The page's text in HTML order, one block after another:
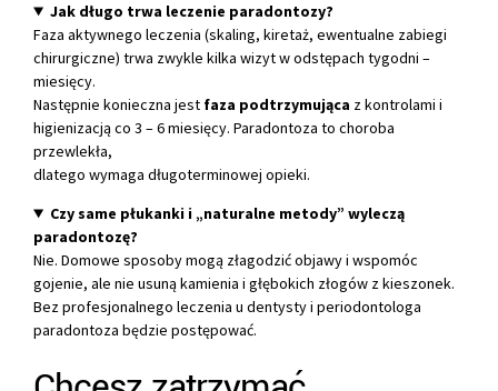
Jak długo trwa leczenie paradontozy?
Faza aktywnego leczenia (skaling, kiretaż, ewentualne zabiegi
chirurgiczne) trwa zwykle kilka wizyt w odstępach tygodni –
miesięcy.
Następnie konieczna jest faza podtrzymująca z kontrolami i
higienizacją co 3 – 6 miesięcy. Paradontoza to choroba
przewlekła,
dlatego wymaga długoterminowej opieki.
Czy same płukanki i „naturalne metody” wyleczą
paradontozę?
Nie. Domowe sposoby mogą złagodzić objawy i wspomóc
gojenie, ale nie usuną kamienia i głębokich złogów z kieszonek.
Bez profesjonalnego leczenia u dentysty i periodontologa
paradontoza będzie postępować.